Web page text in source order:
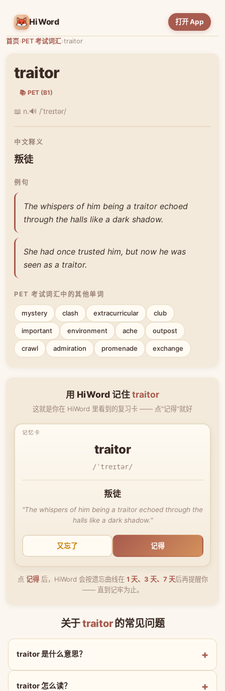
HiWord 打开 App
首页›PET 考试词汇›traitor
traitor
📚 PET (B1)
📖 n.🔊 /ˈtreɪtər/
中文释义
叛徒
例句
The whispers of him being a traitor echoed
through the halls like a dark shadow.
She had once trusted him, but now he was
seen as a traitor.
PET 考试词汇中的其他单词
mystery clash extracurricular club
important environment ache outpost
crawl admiration promenade exchange
用 HiWord 记住traitor
这就是你在 HiWord 里看到的复习卡 —— 点"记得"就好
traitor
/ˈtreɪtər/
叛徒
"The whispers of him being a traitor echoed through the
halls like a dark shadow."
又忘了 记得
点 记得后，HiWord 会按遗忘曲线在 1 天、3 天、7 天后再提醒你
—— 直到记牢为止。
关于traitor的常见问题
traitor 是什么意思？
traitor 怎么读？